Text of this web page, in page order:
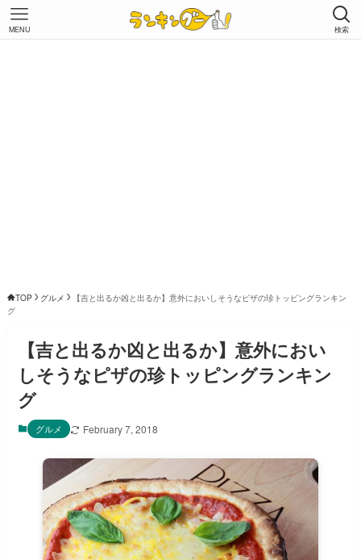
検索
MENU
TOP グルメ
【吉と出るか凶と出るか】意外においしそうなピザの珍トッピングランキン
グ
【吉と出るか凶と出るか】意外におい
しそうなピザの珍トッピングランキン
グ
グルメ February 7, 2018